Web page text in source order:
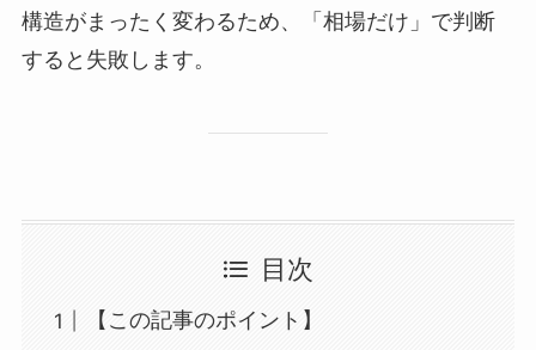
構造がまったく変わるため、「相場だけ」で判断
すると失敗します。
目次
【この記事のポイント】